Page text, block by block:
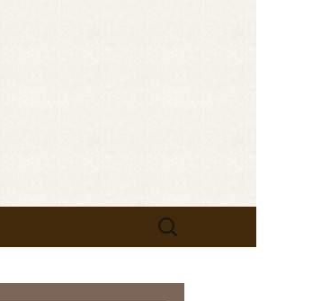
チが美味しい当店の新
をしますので、ぜひご
検